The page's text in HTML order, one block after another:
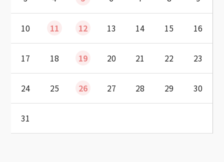
10 11 12 13 14 15 16
17 18 19 20 21 22 23
24 25 26 27 28 29 30
31